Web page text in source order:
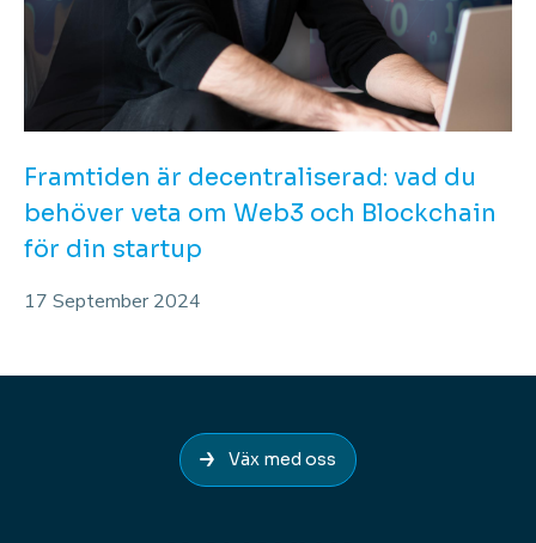
Framtiden är decentraliserad: vad du
behöver veta om Web3 och Blockchain
för din startup
17 September 2024
Väx med oss